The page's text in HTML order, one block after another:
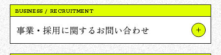
BUSINESS / RECRUITMENT
事業・採用に関するお問い合わせ
事業やプロジェクトについて